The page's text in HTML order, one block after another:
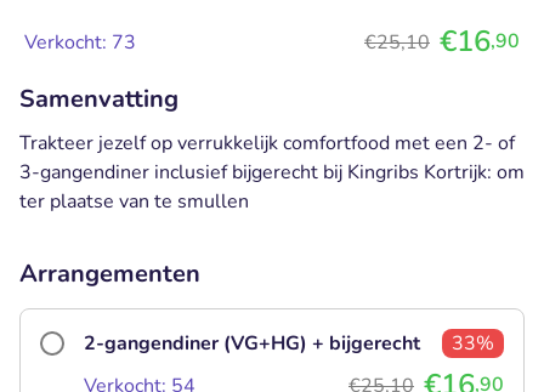
Verkocht: 73 €25,10 €16,90
Samenvatting
Trakteer jezelf op verrukkelijk comfortfood met een 2- of
3-gangendiner inclusief bijgerecht bij Kingribs Kortrijk: om
ter plaatse van te smullen
Arrangementen
2-gangendiner (VG+HG) + bijgerecht
33%
Verkocht: 54
€25,10 ,90